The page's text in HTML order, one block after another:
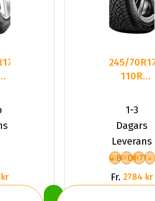
245/70R17
110R
HKPL R5
SUV Frikt
1-3
Dagars
Leverans
B D 71
Fr. 2784 kr